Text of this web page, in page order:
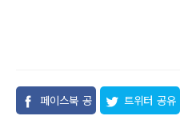
페이스북 공
트위터 공유